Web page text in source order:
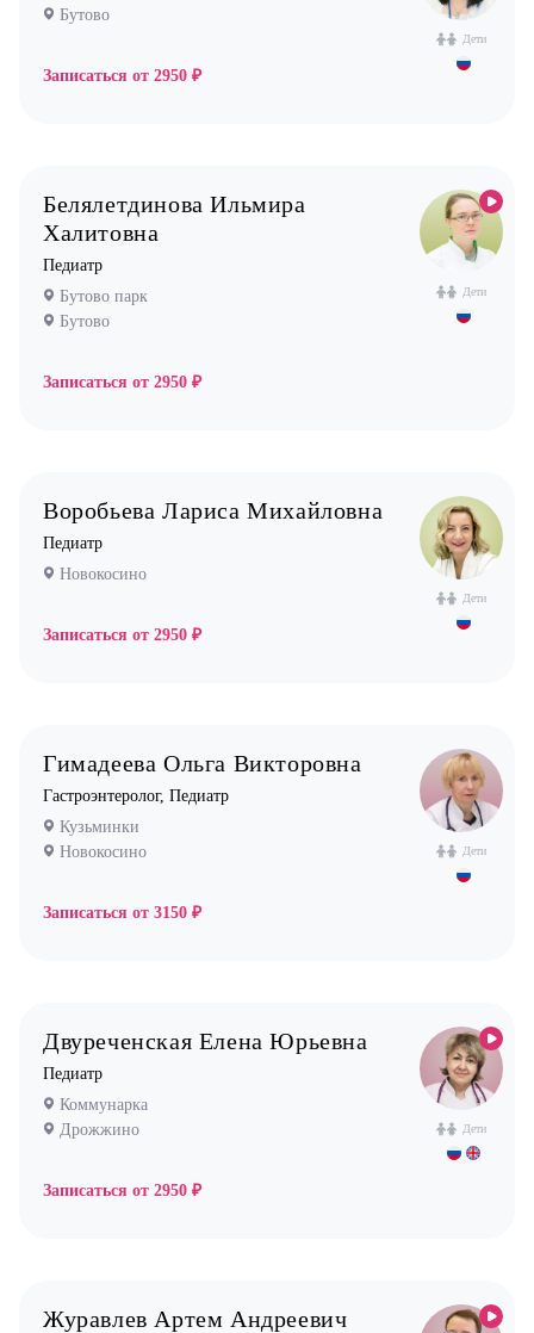
Стоматолог имплантолог
Стоматолог ортодонт
Врач УЗИ
Физиотерапевт
Фониатр
Хирург
Дети
Бутово
Записаться от 2950 ₽
Дети
Белялетдинова Ильмира
Халитовна
Педиатр
Бутово парк
Бутово
Записаться от 2950 ₽
Дети
Воробьева Лариса Михайловна
Педиатр
Новокосино
Записаться от 2950 ₽
Дети
Гимадеева Ольга Викторовна
Гастроэнтеролог, Педиатр
Кузьминки
Новокосино
Записаться от 3150 ₽
Дети
Двуреченская Елена Юрьевна
Педиатр
Коммунарка
Дрожжино
Записаться от 2950 ₽
Журавлев Артем Андреевич